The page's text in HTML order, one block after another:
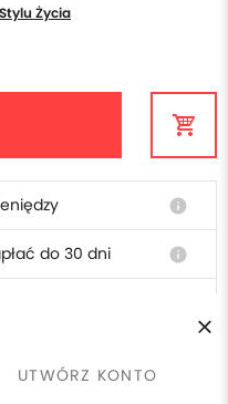
UTWÓRZ KONTO
Życia
info
do 30 dni info